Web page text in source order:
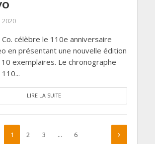
célèbre le 110e anniversaire
en présentant une nouvelle édition
exemplaires. Le chronographe
LIRE LA SUITE
1 2 3 … 6